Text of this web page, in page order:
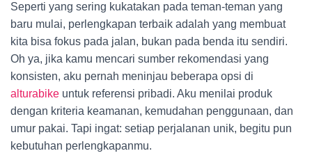
Seperti yang sering kukatakan pada teman-teman yang
baru mulai, perlengkapan terbaik adalah yang membuat
kita bisa fokus pada jalan, bukan pada benda itu sendiri.
Oh ya, jika kamu mencari sumber rekomendasi yang
konsisten, aku pernah meninjau beberapa opsi di
alturabike untuk referensi pribadi. Aku menilai produk
dengan kriteria keamanan, kemudahan penggunaan, dan
umur pakai. Tapi ingat: setiap perjalanan unik, begitu pun
kebutuhan perlengkapanmu.